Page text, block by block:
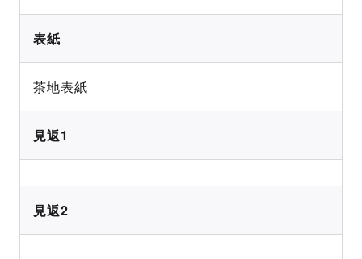
表紙
茶地表紙
見返1
見返2